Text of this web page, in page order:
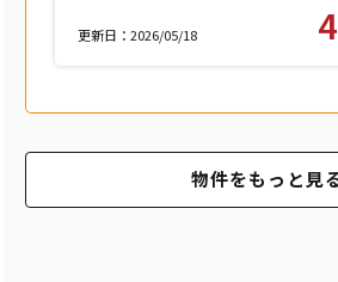
更新日：2026/05/18
物件をもっと見